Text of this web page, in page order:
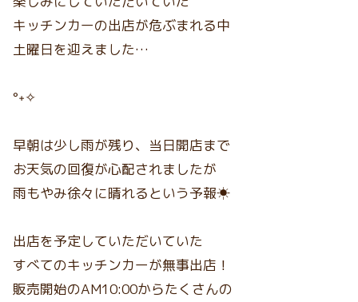
キッチンカーの出店が危ぶまれる中
土曜日を迎えました…
°˖✧
早朝は少し雨が残り、当日開店まで
お天気の回復が心配されましたが
雨もやみ徐々に晴れるという予報☀
出店を予定していただいていた
すべてのキッチンカーが無事出店！
販売開始のAM10:00からたくさんの